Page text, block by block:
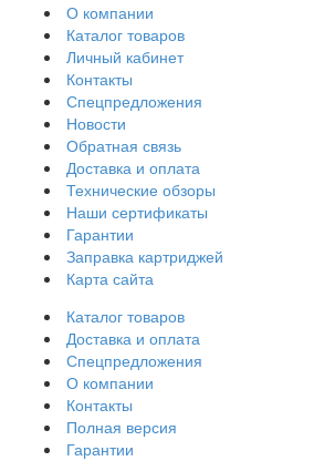
О компании
Каталог товаров
Личный кабинет
Контакты
Спецпредложения
Новости
Обратная связь
Доставка и оплата
Технические обзоры
Наши сертификаты
Гарантии
Заправка картриджей
Карта сайта
Каталог товаров
Доставка и оплата
Спецпредложения
О компании
Контакты
Полная версия
Гарантии